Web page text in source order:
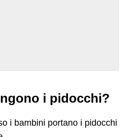
i pidocchi?